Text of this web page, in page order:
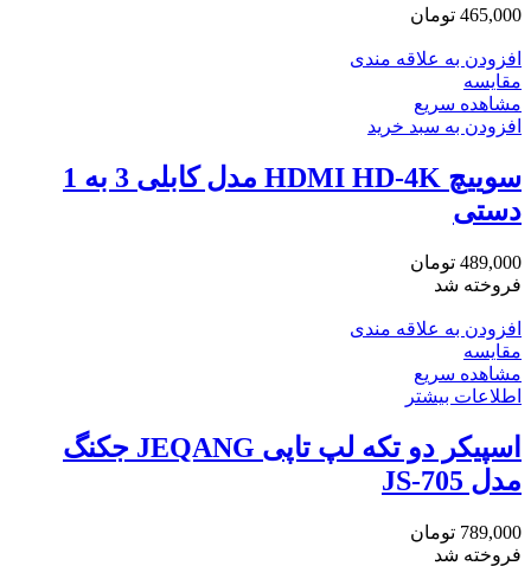
465,000 تومان
افزودن به علاقه مندی
مقایسه
مشاهده سریع
افزودن به سبد خرید
سوییچ HDMI HD-4K مدل کابلی 3 به 1
دستی
489,000 تومان
فروخته شد
افزودن به علاقه مندی
مقایسه
مشاهده سریع
اطلاعات بیشتر
اسپیکر دو تکه لپ تاپی JEQANG جکنگ
مدل JS-705
789,000 تومان
فروخته شد